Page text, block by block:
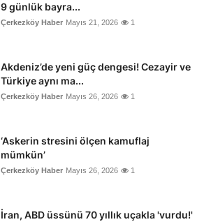
9 günlük bayra...
Çerkezköy Haber Mayıs 21, 2026 1
Akdeniz’de yeni güç dengesi! Cezayir ve
Türkiye aynı ma...
Çerkezköy Haber Mayıs 26, 2026 1
‘Askerin stresini ölçen kamuflaj
mümkün’
Çerkezköy Haber Mayıs 26, 2026 1
İran, ABD üssünü 70 yıllık uçakla 'vurdu!'